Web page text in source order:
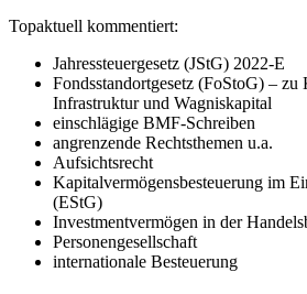
Topaktuell kommentiert:
Jahressteuergesetz (JStG) 2022-E
Fondsstandortgesetz (FoStoG) – zu
Infrastruktur und Wagniskapital
einschlägige BMF-Schreiben
angrenzende Rechtsthemen u.a.
Aufsichtsrecht
Kapitalvermögensbesteuerung im
(EStG)
Investmentvermögen in der
Personengesellschaft
internationale Besteuerung